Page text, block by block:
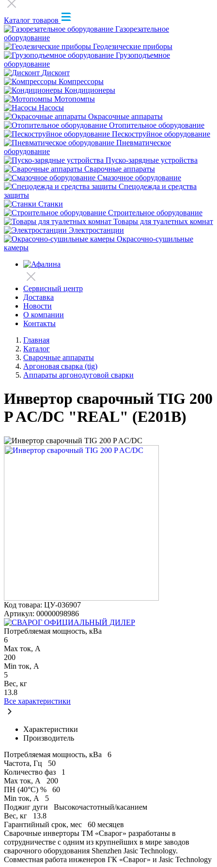
Каталог товаров
Газорезательное
оборудование
Геодезические приборы
Грузоподъемное
оборудование
Дисконт
Компрессоры
Кондиционеры
Мотопомпы
Насосы
Окрасочные аппараты
Отопительное оборудование
Пескоструйное оборудование
Пневматическое
оборудование
Пуско-зарядные устройства
Сварочные аппараты
Смазочное оборудование
Спецодежда и средства
защиты
Станки
Строительное оборудование
Товары для туалетных комнат
Электростанции
Окрасочно-сушильные
камеры
Сервисный центр
Доставка
Новости
О компании
Контакты
Главная
Каталог
Сварочные аппараты
Аргоновая сварка (tig)
Аппараты аргонодуговой сварки
Инвертор сварочный TIG 200
P AC/DC "REAL" (E201B)
Код товара: ЦУ-036907
Артикул: 00000098986
ОФИЦИАЛЬНЫЙ ДИЛЕР
Потребляемая мощность, кВа
6
Max ток, А
200
Min ток, А
5
Вес, кг
13.8
Все характеристики
Характеристики
Производитель
Потребляемая мощность, кВа
6
Частота, Гц
50
Количество фаз
1
Max ток, А
200
ПН (40°C) %
60
Min ток, А
5
Поджиг дуги
Высокочастотный/касанием
Вес, кг
13.8
Гарантийный срок, мес
60 месяцев
Сварочные инверторы ТМ «Сварог» разработаны в
сотрудничестве с одним из крупнейших в мире заводов
сварочного оборудования Shenzhen Jasic Technology.
Совместная работа инженеров ГК «Сварог» и Jasic Technology